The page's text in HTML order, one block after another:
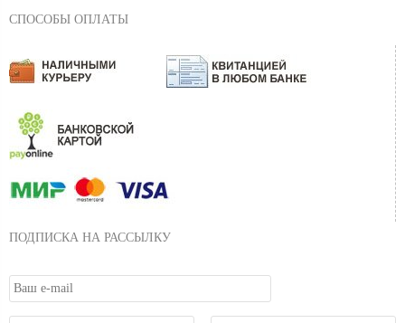
СПОСОБЫ ОПЛАТЫ
ПОДПИСКА НА РАССЫЛКУ